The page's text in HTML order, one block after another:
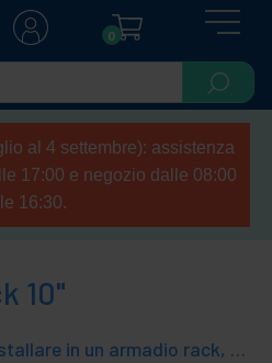
0
al 4 settembre): assistenza
17:00 e negozio dalle 08:00
16:30.
10"
Strisce di potenza da installare in un armadio rack, ma può anche essere utilizzato in modo indipendente. Hanno linguette di metallo che possono essere montati sul esterna delle prese per l'installazione della ciabatta in un rack. Se non linguette di metallo che sono stati installati, è una striscia convenzionale per essere utilizzato ovunque. Strisce in alluminio estruso e Zócalos bachelite di altissima qualità. Strisce di famiglia, ma caratteristiche diverse, dimensioni 10 "per installazione orizzontale o verticale in un armadio di 10".